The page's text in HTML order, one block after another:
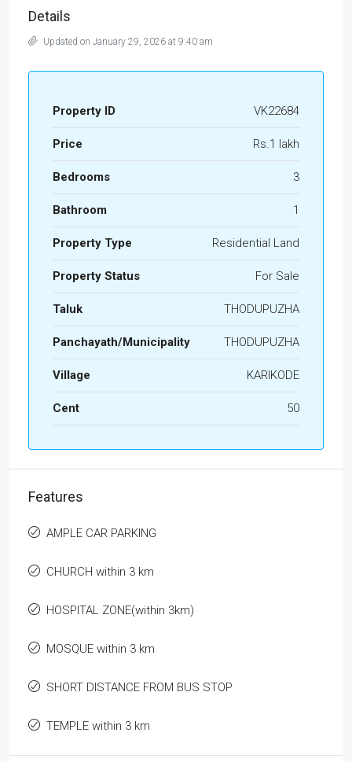
Details
Updated on January 29, 2026 at 9:40 am
Property ID VK22684
Price Rs.1 lakh
Bedrooms 3
Bathroom 1
Property Type Residential Land
Property Status For Sale
Taluk THODUPUZHA
Panchayath/Municipality THODUPUZHA
Village KARIKODE
Cent 50
Features
AMPLE CAR PARKING
CHURCH within 3 km
HOSPITAL ZONE(within 3km)
MOSQUE within 3 km
SHORT DISTANCE FROM BUS STOP
TEMPLE within 3 km